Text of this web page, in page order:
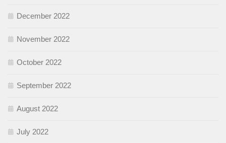
December 2022
November 2022
October 2022
September 2022
August 2022
July 2022